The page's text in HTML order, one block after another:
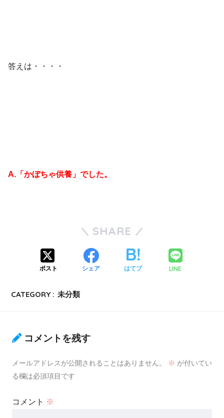
答えは・・・・
A.「かぼちゃ供養」でした。
SHARE
ポスト シェア はてブ LINE
CATEGORY : 未分類
コメントを残す
メールアドレスが公開されることはありません。 ※ が付いてい
る欄は必須項目です
コメント ※